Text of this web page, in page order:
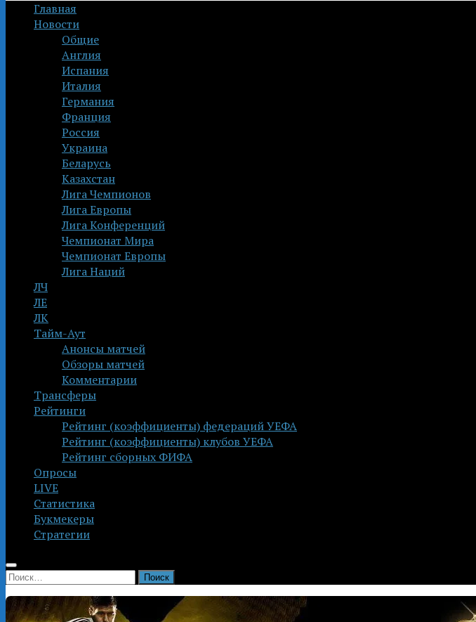
Главная
Новости
Общие
Англия
Испания
Италия
Германия
Франция
Россия
Украина
Беларусь
Казахстан
Лига Чемпионов
Лига Европы
Лига Конференций
Чемпионат Мира
Чемпионат Европы
Лига Наций
ЛЧ
ЛЕ
ЛК
Тайм-Аут
Анонсы матчей
Обзоры матчей
Комментарии
Трансферы
Рейтинги
Рейтинг (коэффициенты) федераций УЕФА
Рейтинг (коэффициенты) клубов УЕФА
Рейтинг сборных ФИФА
Опросы
LIVE
Статистика
Букмекеры
Стратегии
Найти: